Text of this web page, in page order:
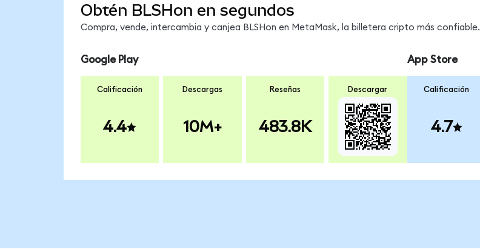
Obtén BLSHon en segundos
Compra, vende, intercambia y canjea BLSHon en MetaMask, la billetera cripto más confiable.
Google Play
Calificación
4.4
Descargas
10M+
Reseñas
483.8K
Descargar
App Store
Calificación
4.7